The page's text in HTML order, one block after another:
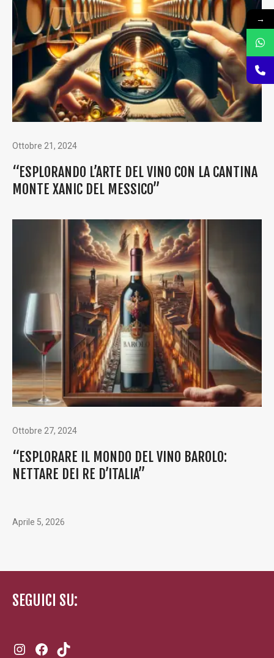
Ottobre 21, 2024
“ESPLORANDO L’ARTE DEL VINO CON LA CANTINA
MONTE XANIC DEL MESSICO”
Ottobre 27, 2024
“ESPLORARE IL MONDO DEL VINO BAROLO:
NETTARE DEI RE D’ITALIA”
Aprile 5, 2026
SEGUICI SU:
Instagram
Facebook
→